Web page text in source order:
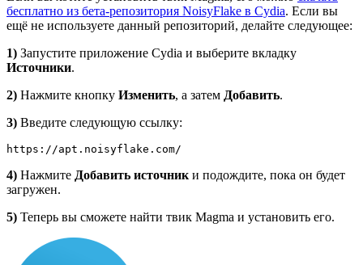
бесплатно из бета-репозитория NoisyFlake в Cydia. Если вы
ещё не используете данный репозиторий, делайте следующее:
1) Запустите приложение Cydia и выберите вкладку
Источники.
2) Нажмите кнопку Изменить, а затем Добавить.
3) Введите следующую ссылку:
https://apt.noisyflake.com/
4) Нажмите Добавить источник и подождите, пока он будет
загружен.
5) Теперь вы сможете найти твик Magma и установить его.